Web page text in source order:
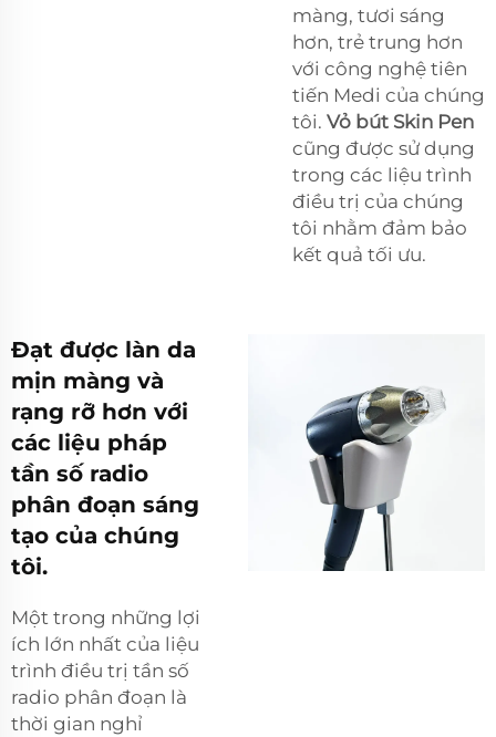
màng, tươi sáng
hơn, trẻ trung hơn
với công nghệ tiên
tiến Medi của chúng
tôi. Vỏ bút Skin Pen
cũng được sử dụng
trong các liệu trình
điều trị của chúng
tôi nhằm đảm bảo
kết quả tối ưu.
Đạt được làn da
mịn màng và
rạng rỡ hơn với
các liệu pháp
tần số radio
phân đoạn sáng
tạo của chúng
tôi.
Một trong những lợi
ích lớn nhất của liệu
trình điều trị tần số
radio phân đoạn là
thời gian nghỉ